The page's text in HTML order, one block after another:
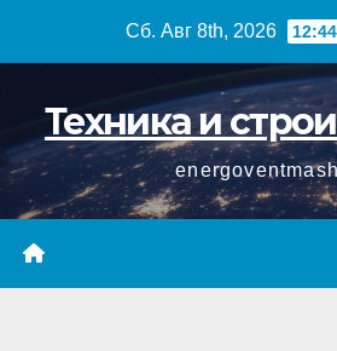
Сб. Авг 8th, 2026
Техника и